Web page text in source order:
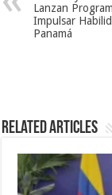
Lanzan
Impulsar
Panamá
Related Articles